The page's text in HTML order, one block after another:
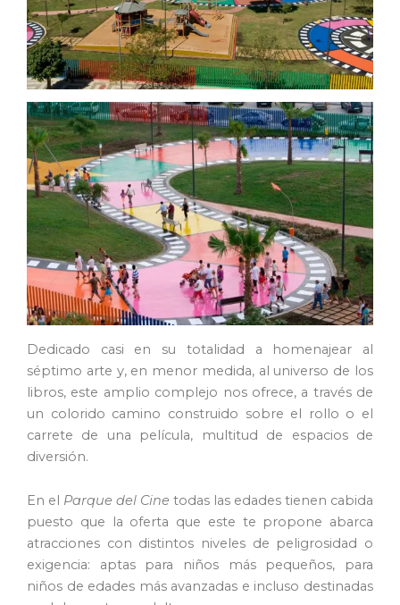
Dedicado casi en su totalidad a homenajear al
séptimo arte y, en menor medida, al universo de los
libros, este amplio complejo nos ofrece, a través de
un colorido camino construido sobre el rollo o el
carrete de una película, multitud de espacios de
diversión.
En el Parque del Cine todas las edades tienen cabida
puesto que la oferta que este te propone abarca
atracciones con distintos niveles de peligrosidad o
exigencia: aptas para niños más pequeños, para
niños de edades más avanzadas e incluso destinadas